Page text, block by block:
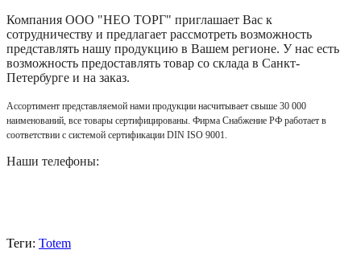
Компания ООО "НЕО ТОРГ" приглашает Вас к
сотрудничеству и предлагает рассмотреть возможность
представлять нашу продукцию в Вашем регионе. У нас есть
возможность предоставлять товар со склада в Санкт-
Петербурге и на заказ.
Ассортимент представляемой нами продукции насчитывает свыше 30 000
наименований, все товары сертифицированы. Фирма Снабжение РФ работает в
соответствии с системой сертификации DIN ISO 9001.
Наши телефоны:
Теги: Totem